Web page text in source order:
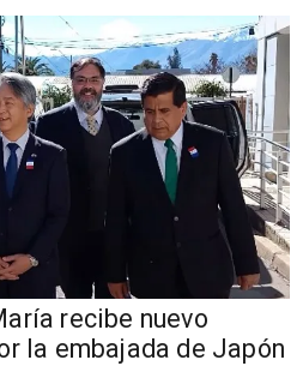
recibe nuevo
la embajada de Japón